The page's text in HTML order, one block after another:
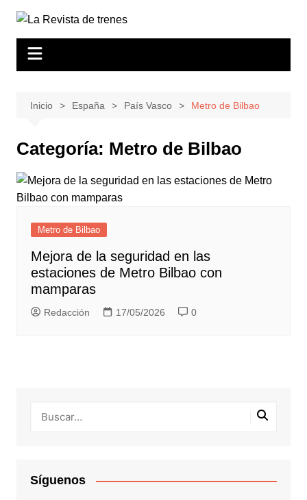
contenido
Inicio España País Vasco Metro de Bilbao
Categoría: Metro de Bilbao
Metro de Bilbao
Mejora de la seguridad en las
estaciones de Metro Bilbao con
mamparas
Redacción 17/05/2026 0
Síguenos